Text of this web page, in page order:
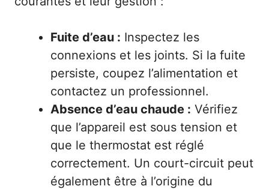
Fuite d’eau : Inspectez les
connexions et les joints. Si la fuite
persiste, coupez l’alimentation et
contactez un professionnel.
Absence d’eau chaude : Vérifiez
que l’appareil est sous tension et
que le thermostat est réglé
correctement. Un court-circuit peut
également être à l’origine du